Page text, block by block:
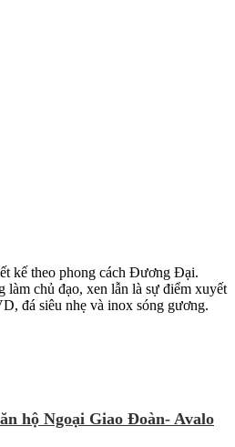
kế theo phong cách Đương Đại.
làm chủ đạo, xen lẫn là sự điểm xuyết
đá siêu nhẹ và inox sóng gương.
hộ Ngoại Giao Đoàn- Avalo